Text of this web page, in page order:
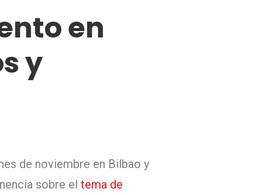
en
y
de noviembre en Bilbao y
sobre el tema de